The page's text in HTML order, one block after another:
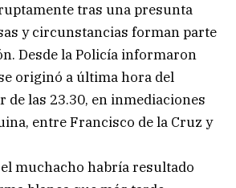
tras una presunta
y circunstancias forman parte
Desde la Policía informaron
originó a última hora del
de las 23.30, en inmediaciones
entre Francisco de la Cruz y
muchacho habría resultado